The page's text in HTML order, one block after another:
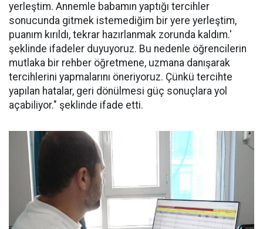
yerleştim. Annemle babamın yaptığı tercihler
sonucunda gitmek istemediğim bir yere yerleştim,
puanım kırıldı, tekrar hazırlanmak zorunda kaldım.'
şeklinde ifadeler duyuyoruz. Bu nedenle öğrencilerin
mutlaka bir rehber öğretmene, uzmana danışarak
tercihlerini yapmalarını öneriyoruz. Çünkü tercihte
yapılan hatalar, geri dönülmesi güç sonuçlara yol
açabiliyor." şeklinde ifade etti.